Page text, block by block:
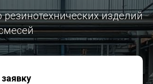
резинотехнических изделий